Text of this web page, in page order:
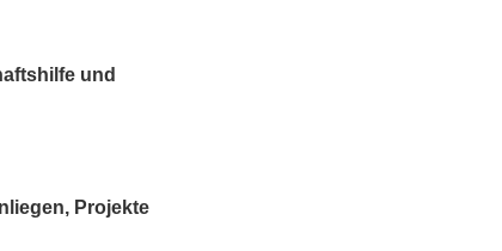
und
Projekte